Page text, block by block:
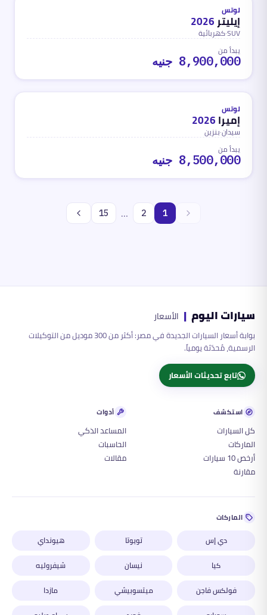
محدثمنذ شهر واحد تقريباًلوتس
إيليتر2026
SUV
·كهربائية
يبدأ من
8,900,000 جنيه
محدثمنذ شهر واحد تقريباً
بنزين
لوتس
إميرا2026
سيدان·بنزين
يبدأ من
8,500,000 جنيه
1
2
…
15
سيارات اليوم | الأسعار
بوابة أسعار السيارات الجديدة في مصر: أكثر من 300 موديل من التوكيلات
الرسمية، مُحدّثة يومياً.
تابع تحديثات الأسعار
استكشف
كل السيارات
الماركات
أرخص 10 سيارات
مقارنة
أدوات
المساعد الذكي
الحاسبات
مقالات
الماركات
دي إس تويوتا
هيونداي
كيا
نيسان
شيفروليه
فولكس فاجن
ميتسوبيشي
مازدا